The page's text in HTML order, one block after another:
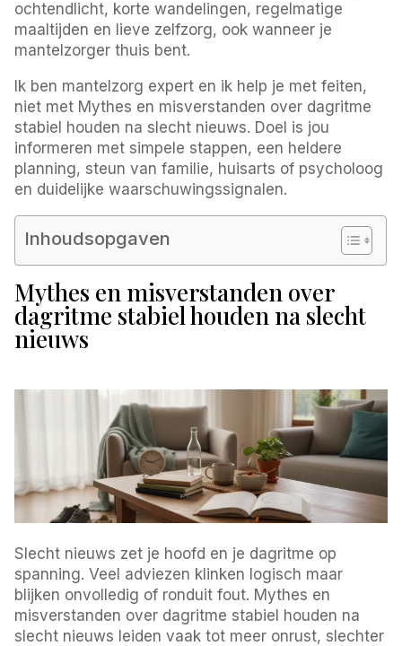
ochtendlicht, korte wandelingen, regelmatige
maaltijden en lieve zelfzorg, ook wanneer je
mantelzorger thuis bent.
Ik ben mantelzorg expert en ik help je met feiten,
niet met Mythes en misverstanden over dagritme
stabiel houden na slecht nieuws. Doel is jou
informeren met simpele stappen, een heldere
planning, steun van familie, huisarts of psycholoog
en duidelijke waarschuwingssignalen.
Inhoudsopgaven
Mythes en misverstanden over
dagritme stabiel houden na slecht
nieuws
Slecht nieuws zet je hoofd en je dagritme op
spanning. Veel adviezen klinken logisch maar
blijken onvolledig of ronduit fout. Mythes en
misverstanden over dagritme stabiel houden na
slecht nieuws leiden vaak tot meer onrust, slechter